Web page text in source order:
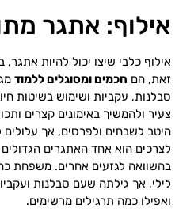
אילוף: אתגר
אילוף כלבי שיצו יכול להיות
זאת, הם חכמים ומסוגלים ללמוד
סבלנות, עקביות ושימוש בשיטות
צעיר ולהמשיך באימונים קצרים
היטב לשבחים ולפרסים, אך
לצרכים הוא אחד האתגרים הגדולים
בהשוואה לגזעים אחרים. משפחת
לילי, אך גילתה שעם סבלנות
ואפילו כמה תרגילים מרשימים.